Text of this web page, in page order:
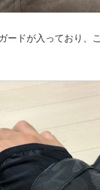
ードが入っており、